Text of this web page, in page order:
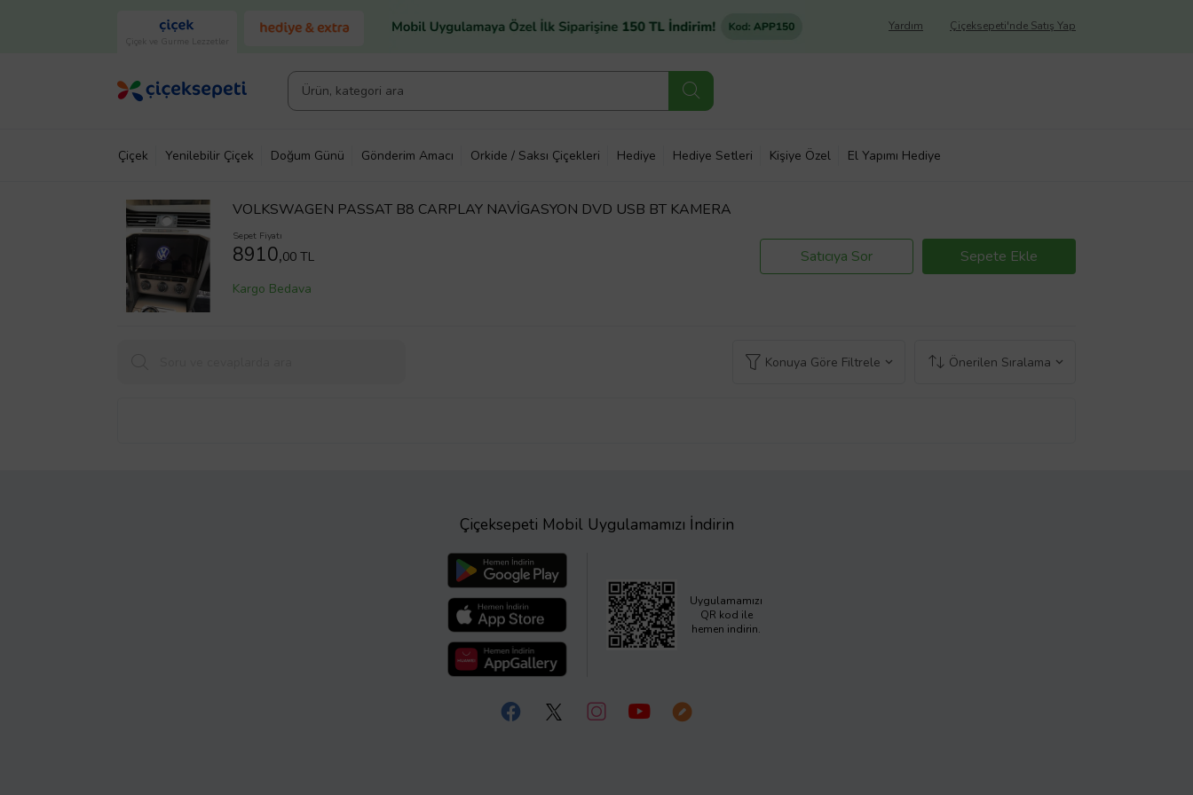
Çiçek ve Gurme Lezzetler
Çiçeksepeti'nde Satış Yap
Yardım
Çiçek Yenilebilir Çiçek Doğum Günü Gönderim Amacı Orkide / Saksı Çiçekleri Hediye Hediye Setleri Kişiye Özel El Yapımı Hediye
VOLKSWAGEN PASSAT B8 CARPLAY NAVİGASYON DVD USB BT KAMERA
Sepet Fiyatı
8910,00 TL
Kargo Bedava
Satıcıya Sor Sepete Ekle
Konuya Göre Filtrele Önerilen Sıralama
Çiçeksepeti Mobil Uygulamamızı İndirin
Uygulamamızı
QR kod ile
hemen indirin.